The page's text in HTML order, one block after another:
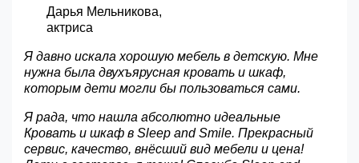
Дарья Мельникова,
актриса
Я давно искала хорошую мебель в детскую. Мне
нужна была двухъярусная кровать и шкаф,
которым дети могли бы пользоваться сами.
Я рада, что нашла абсолютно идеальные
Кровать и шкаф в Sleep and Smile. Прекрасный
сервис, качество, внёсший вид мебели и цена!